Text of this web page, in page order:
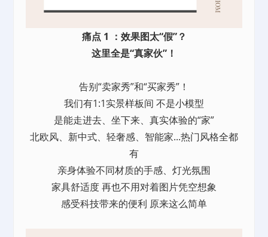
痛点 1 ：效果图太“假”？
这里全是“真家伙”！
告别“卖家秀”和“买家秀”！
我们有1:1实景样板间 不是小模型
是能走进去、坐下来、真实体验的“家”
北欧风、新中式、轻奢感、智能家...热门风格全都
有
亲身体验不同材质的手感、灯光氛围
家具舒适度 再也不用对着图片凭空想象
感受科技带来的便利 原来这么简单